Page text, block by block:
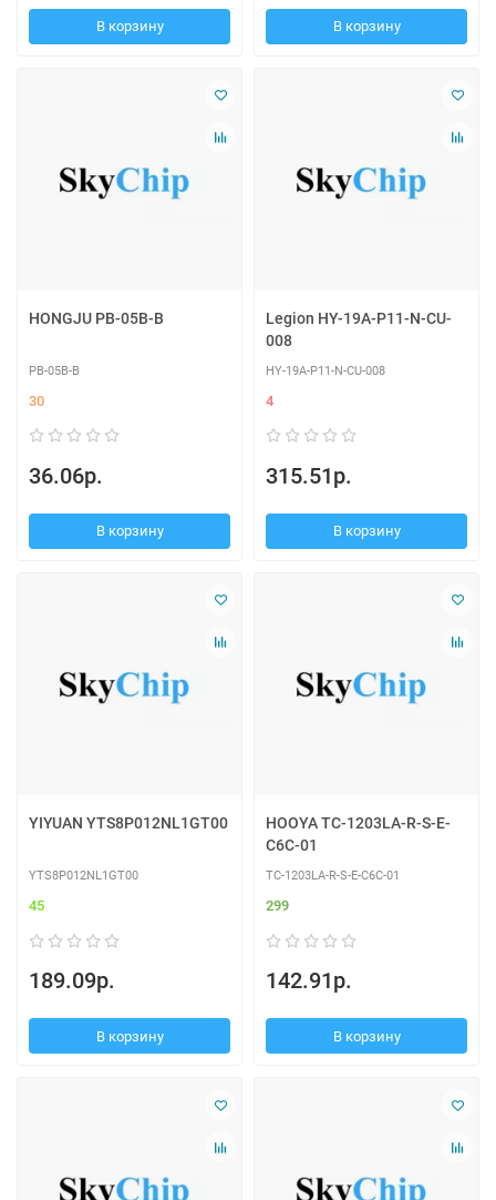
В корзину В корзину
HONGJU PB-05B-B
PB-05B-B
30
36.06р.
В корзину
Legion HY-19A-P11-N-CU-
008
HY-19A-P11-N-CU-008
4
315.51р.
В корзину
YIYUAN YTS8P012NL1GT00
YTS8P012NL1GT00
45
189.09р.
В корзину
HOOYA TC-1203LA-R-S-E-
C6C-01
TC-1203LA-R-S-E-C6C-01
299
142.91р.
В корзину